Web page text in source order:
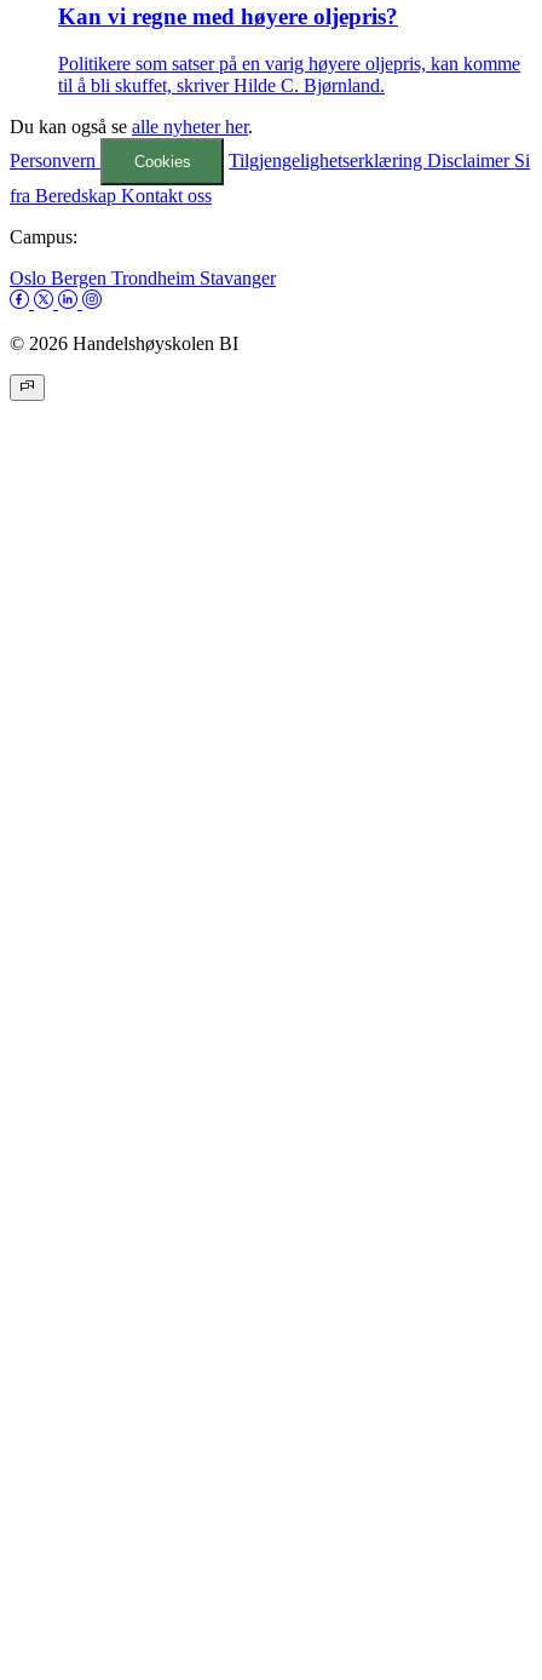
Kan vi regne med høyere oljepris?
Politikere som satser på en varig høyere oljepris, kan komme
til å bli skuffet, skriver Hilde C. Bjørnland.
Du kan også se alle nyheter her.
Personvern
Cookies TilgjengelighetserklæringDisclaimer Si
fra Beredskap Kontakt oss
Campus:
Oslo Bergen Trondheim Stavanger
© 2026 Handelshøyskolen BI